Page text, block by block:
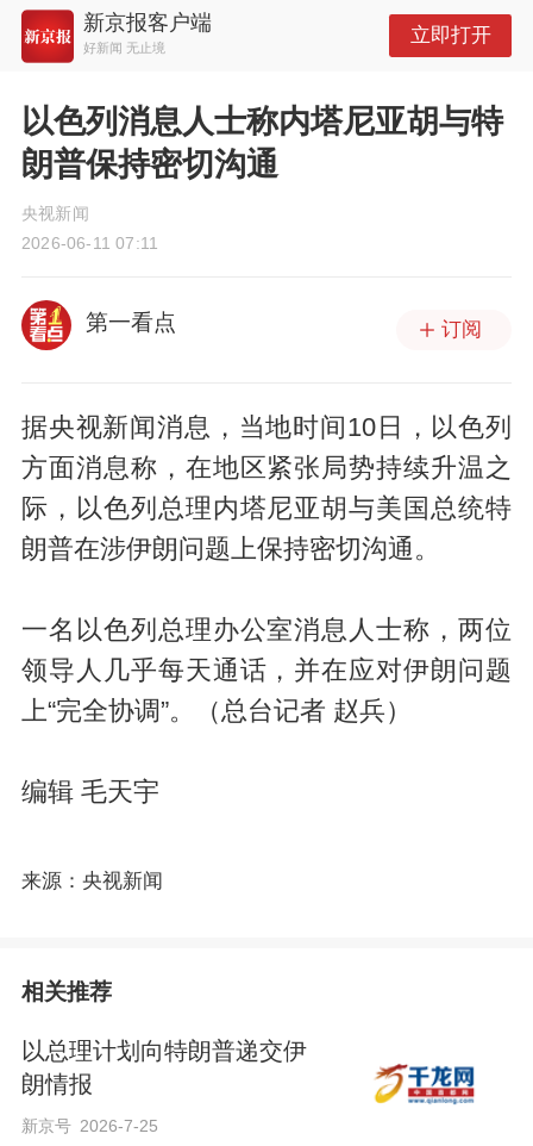
新京报客户端
好新闻 无止境
立即打开
以色列消息人士称内塔尼亚胡与特
朗普保持密切沟通
央视新闻
2026-06-11 07:11
第一看点 订阅
据央视新闻消息，当地时间10日，以色列
方面消息称，在地区紧张局势持续升温之
际，以色列总理内塔尼亚胡与美国总统特
朗普在涉伊朗问题上保持密切沟通。
一名以色列总理办公室消息人士称，两位
领导人几乎每天通话，并在应对伊朗问题
上“完全协调”。（总台记者 赵兵）
编辑 毛天宇
来源：央视新闻
相关推荐
以总理计划向特朗普递交伊
朗情报
新京号 2026-7-25